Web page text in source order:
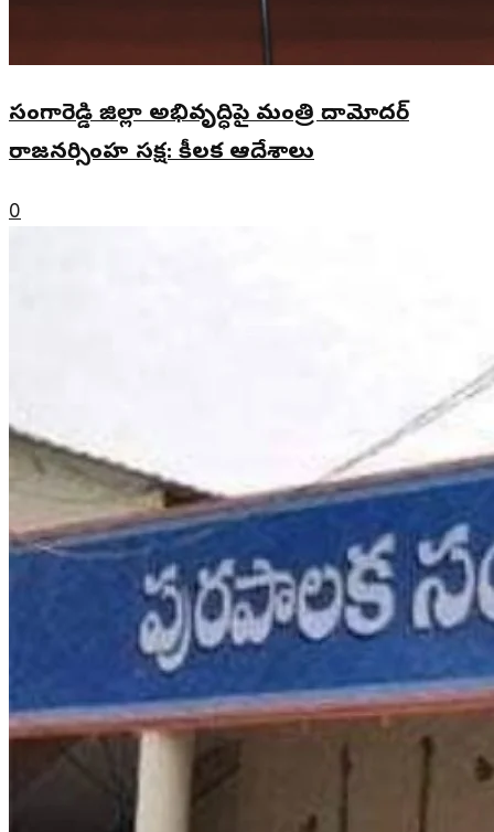
సంగారెడ్డి జిల్లా అభివృద్ధిపై మంత్రి దామోదర్
రాజనర్సింహ సమీక్ష: కీలక ఆదేశాలు
0